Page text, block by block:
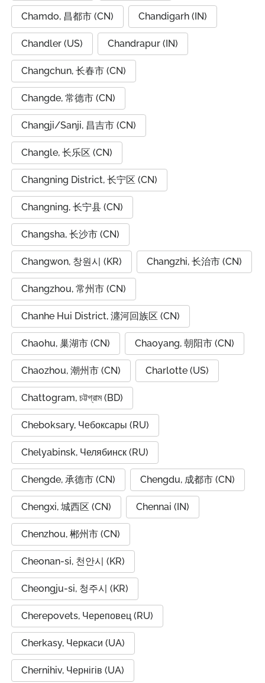
Chamdo, 昌都市 (CN) Chandigarh (IN)
Chandler (US) Chandrapur (IN)
Changchun, 长春市 (CN)
Changde, 常德市 (CN)
Changji/Sanji, 昌吉市 (CN)
Changle, 长乐区 (CN)
Changning District, 长宁区 (CN)
Changning, 长宁县 (CN)
Changsha, 长沙市 (CN)
Changwon, 창원시 (KR) Changzhi, 长治市 (CN)
Changzhou, 常州市 (CN)
Chanhe Hui District, 瀍河回族区 (CN)
Chaohu, 巢湖市 (CN) Chaoyang, 朝阳市 (CN)
Chaozhou, 潮州市 (CN) Charlotte (US)
Chattogram, চট্টগ্রাম (BD)
Cheboksary, Чебоксары (RU)
Chelyabinsk, Челябинск (RU)
Chengde, 承德市 (CN) Chengdu, 成都市 (CN)
Chengxi, 城西区 (CN) Chennai (IN)
Chenzhou, 郴州市 (CN)
Cheonan-si, 천안시 (KR)
Cheongju-si, 청주시 (KR)
Cherepovets, Череповец (RU)
Cherkasy, Черкаси (UA)
Chernihiv, Чернігів (UA)